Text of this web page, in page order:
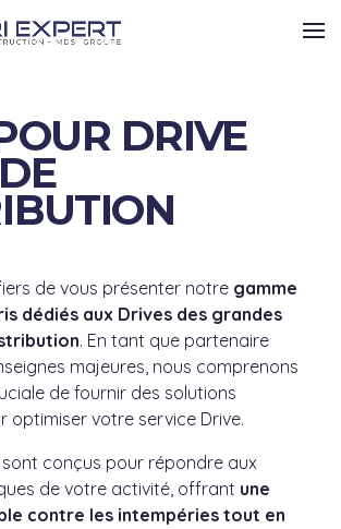
DRIVE
de vous présenter notre gamme
dédiés aux Drives des grandes
. En tant que partenaire
majeures, nous comprenons
de fournir des solutions
optimiser votre service Drive.
sont conçus pour répondre aux
de votre activité, offrant une
contre les intempéries tout en